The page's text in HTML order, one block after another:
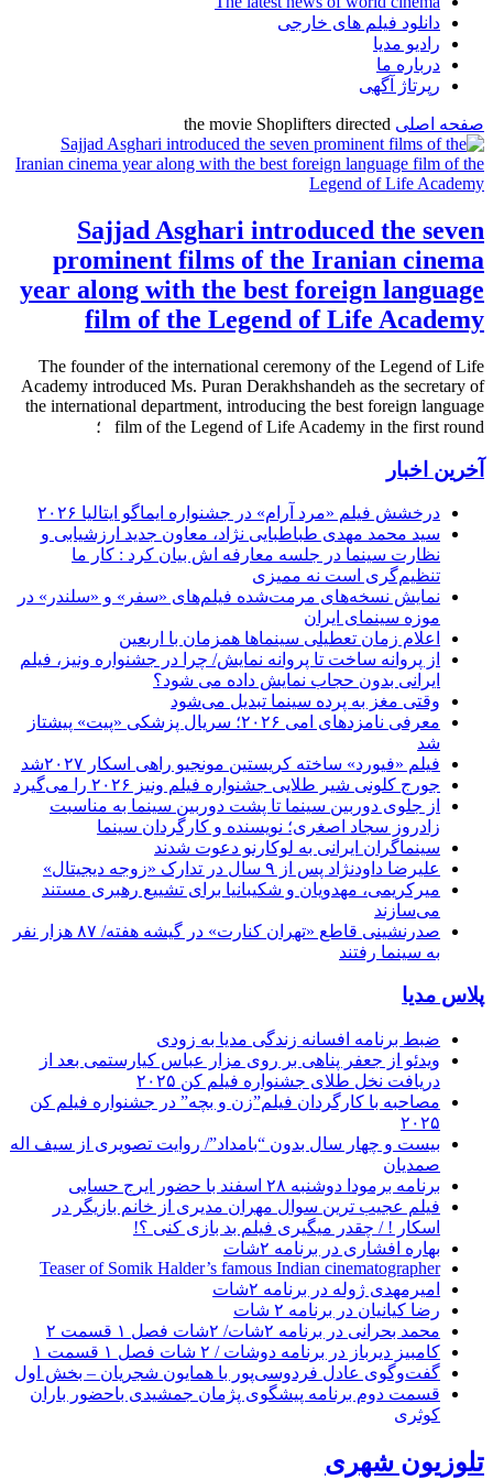
دانلود فیلم های خارجی
رادیو مدیا
درباره ما
رپرتاژ آگهی
صفحه اصلی the movie Shoplifters directed
Sajjad Asghari introduced the seven
prominent films of the Iranian cinema
year along with the best foreign language
film of the Legend of Life Academy
The founder of the international ceremony of the Legend of Life
Academy introduced Ms. Puran Derakhshandeh as the secretary of
the international department, introducing the best foreign language
film of the Legend of Life Academy in the first round ؛
آخرین اخبار
درخشش فیلم «مرد آرام» در جشنواره ایماگو ایتالیا ۲۰۲۶
سید محمد مهدی طباطبایی نژاد، معاون جدید ارزشیابی و
نظارت سینما در جلسه معارفه اش بیان کرد : کار ما
تنظیم‌گری است نه ممیزی
نمایش نسخه‌های مرمت‌شده فیلم‌های «سفر» و «سلندر» در
موزه سینمای ایران
اعلام زمان تعطیلی سینماها همزمان با اربعین
از پروانه ساخت تا پروانه نمایش/ چرا در جشنواره ونیز، فیلم
ایرانی بدون حجاب نمایش داده می شود؟
وقتی مغز به پرده سینما تبدیل می‌شود
معرفی نامزدهای امی ۲۰۲۶؛ سریال پزشکی «پیت» پیشتاز
شد
فیلم «فیورد» ساخته کریستین مونجیو راهی اسکار ۲۰۲۷شد
جورج کلونی شیر طلایی جشنواره فیلم ونیز ۲۰۲۶ را می‌گیرد
از جلوی دوربین سینما تا پشت دوربین سینما به مناسبت
زادروز سجاد اصغری؛ نویسنده و کارگردان سینما
سینماگران ایرانی به لوکارنو دعوت شدند
علیرضا داودنژاد پس از ۹ سال در تدارک «زوجه دیجیتال»
میرکریمی، مهدویان و شکیبانیا برای تشییع رهبری مستند
می‌سازند
صدرنشینی قاطع «تهران کنارت» در گیشه هفته/ ۸۷ هزار نفر
به سینما رفتند
پلاس مدیا
ضبط برنامه افسانه زندگی مدیا به زودی
ویدئو از جعفر پناهی بر روی مزار عباس کیارستمی بعد از
دریافت نخل طلای جشنواره فیلم کن ۲۰۲۵
مصاحبه با کارگردان فیلم”زن و بچه” در جشنواره فیلم کن
۲۰۲۵
بیست و چهار سال بدون “بامداد”/ روایت تصویری از سیف اله
صمدیان
برنامه برمودا دوشنبه ۲۸ اسفند با حضور ایرج حسابی
فیلم عجیب ترین سوال مهران مدیری از خانم بازیگر در
اسکار ! / چقدر میگیری فیلم بد بازی کنی ؟!
بهاره افشاری در برنامه ۲شات
Teaser of Somik Halder’s famous Indian cinematographer
امیرمهدی ژوله در برنامه ۲شات
رضا کیانیان در برنامه ۲ شات
محمد بحرانی در برنامه ۲شات/ ۲شات فصل ۱ قسمت ۲
کامبیز دیرباز در برنامه دوشات / ۲ شات فصل ۱ قسمت ۱
گفت‌وگوی عادل فردوسی‌پور با همایون شجریان – بخش اول
قسمت دوم برنامه پیشگوی پژمان جمشیدی باحضور باران
کوثری
تلوزیون شهری